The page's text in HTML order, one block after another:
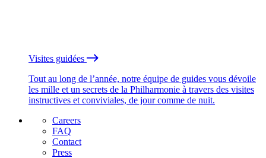
Visites guidées
Tout au long de l’année, notre équipe de guides vous dévoile
les mille et un secrets de la Philharmonie à travers des visites
instructives et conviviales, de jour comme de nuit.
Careers
FAQ
Contact
Press